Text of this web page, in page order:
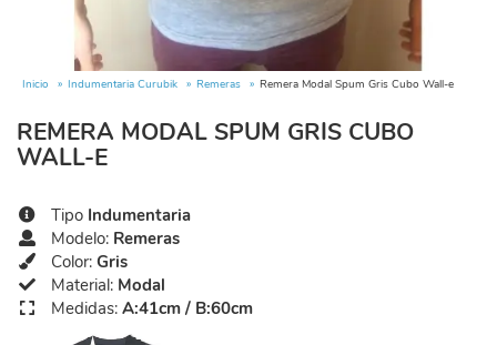
Inicio Indumentaria Curubik Remeras Remera Modal Spum Gris Cubo Wall-e
REMERA MODAL SPUM GRIS CUBO
WALL-E
Tipo Indumentaria
Modelo: Remeras
Color: Gris
Material: Modal
Medidas: A:41cm / B:60cm